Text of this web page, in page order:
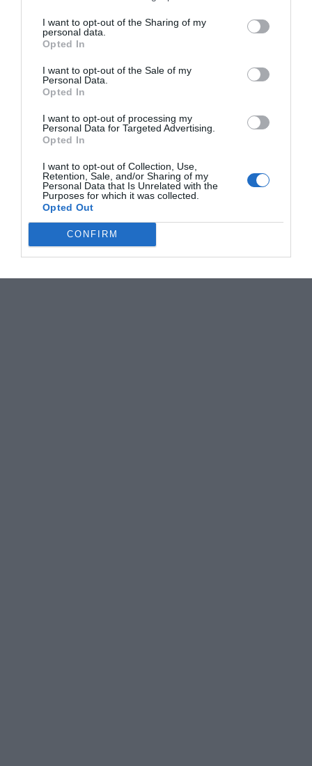
I want to opt-out of the Sharing of my
personal data.
Opted In
I want to opt-out of the Sale of my
Personal Data.
Opted In
I want to opt-out of processing my
Personal Data for Targeted Advertising.
Opted In
I want to opt-out of Collection, Use,
Retention, Sale, and/or Sharing of my
Personal Data that Is Unrelated with the
Purposes for which it was collected.
Opted Out
CONFIRM